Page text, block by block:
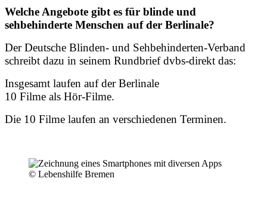
Welche Angebote gibt es für blinde und
sehbehinderte Menschen auf der Berlinale?
Der Deutsche Blinden- und Sehbehinderten-Verband
schreibt dazu in seinem Rundbrief dvbs-direkt das:
Insgesamt laufen auf der Berlinale
10 Filme als Hör-Filme.
Die 10 Filme laufen an verschiedenen Terminen.
© Lebenshilfe Bremen